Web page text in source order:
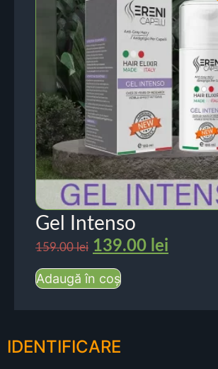
Gel Intenso
159.00lei 139.00 lei
Adaugă în coș
IDENTIFICARE